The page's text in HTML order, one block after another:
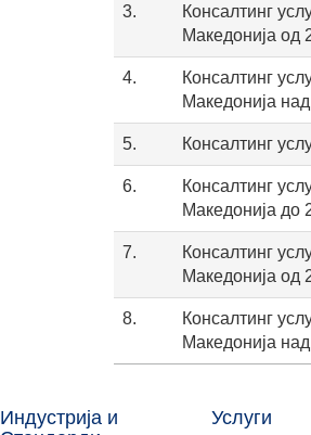
3.
Консалтинг
Maкедонија од
4.
Консалтинг
Maкедонија
5. Консалтинг
6.
Консалтинг
Maкедонија до
7.
Консалтинг
Македонија од
8.
Консалтинг
Maкедонија
Индустрија и
Услуги